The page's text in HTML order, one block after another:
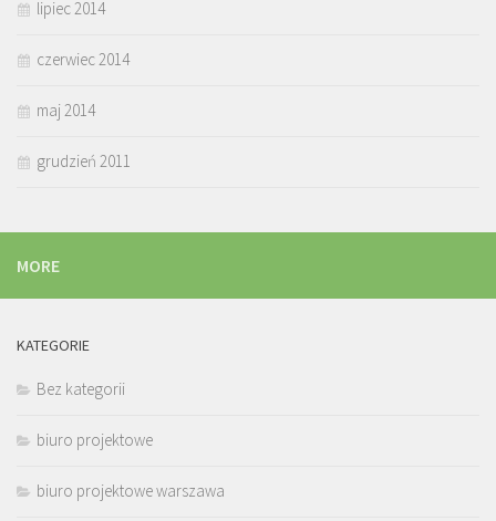
lipiec 2014
czerwiec 2014
maj 2014
grudzień 2011
MORE
KATEGORIE
Bez kategorii
biuro projektowe
biuro projektowe warszawa